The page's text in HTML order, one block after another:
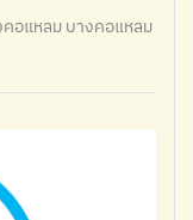
อแหลม บางคอแหลม